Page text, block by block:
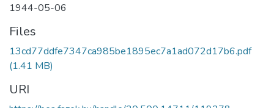
1944-05-06
Files
13cd77ddfe7347ca985be1895ec7a1ad072d17b6.pdf
(1.41 MB)
URI